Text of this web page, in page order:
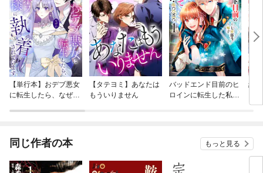
【単行本】おデブ悪女
に転生したら、なぜか
【タテヨミ】あなたは
もういりません
バッドエンド目前のヒ
ロインに転生した私、
結
同じ作者の本 もっと見る